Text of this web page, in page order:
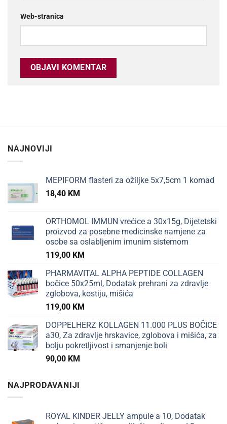
Web-stranica
NAJNOVIJI
MEPIFORM flasteri za ožiljke 5x7,5cm 1 komad
18,40 KM
ORTHOMOL IMMUN vrećice a 30x15g, Dijetetski
proizvod za posebne medicinske namjene za
osobe sa oslabljenim imunim sistemom
119,00 KM
PHARMAVITAL ALPHA PEPTIDE COLLAGEN
bočice 50x25ml, Dodatak prehrani za zdravlje
zglobova, kostiju, mišića
119,00 KM
DOPPELHERZ KOLLAGEN 11.000 PLUS BOČICE
a30, Za zdravlje hrskavice, zglobova i mišića, za
bolju pokretljivost i smanjenje boli
90,00 KM
NAJPRODAVANIJI
ROYAL KINDER JELLY ampule a 10, Dodatak